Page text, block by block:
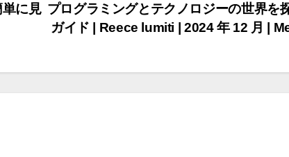
プログラミングとテクノロジーの世界を
ガイド | Reece lumiti | 2024 年 12 月 |
に見